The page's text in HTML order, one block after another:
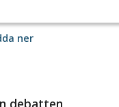
ner
debatten